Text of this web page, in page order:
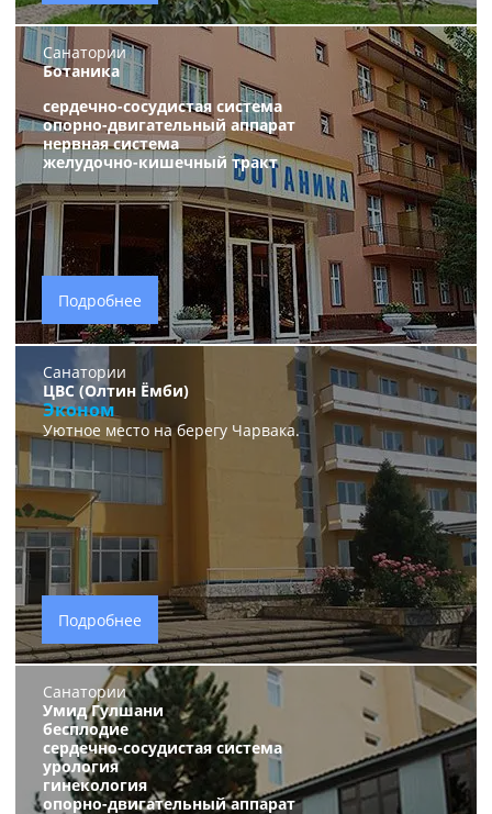
Санатории
Ботаника
сердечно-сосудистая система
опорно-двигательный аппарат
нервная система
желудочно-кишечный тракт
Подробнее
Санатории
ЦВС (Олтин Ёмби)
Эконом
Уютное место на берегу Чарвака.
Подробнее
Санатории
Умид Гулшани
бесплодие
сердечно-сосудистая система
урология
гинекология
опорно-двигательный аппарат